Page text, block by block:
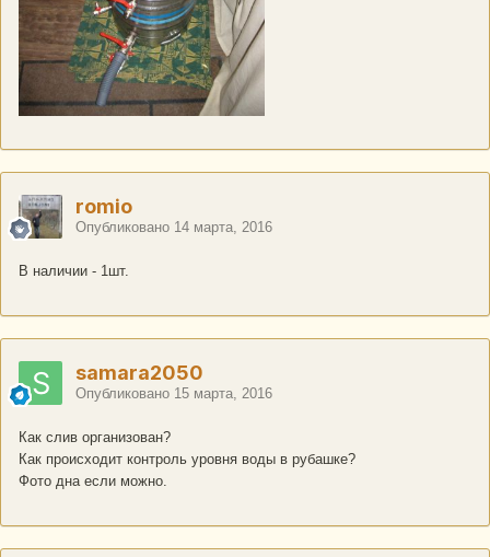
romio
Опубликовано 14 марта, 2016
В наличии - 1шт.
samara2050
Опубликовано 15 марта, 2016
Как слив организован?
Как происходит контроль уровня воды в рубашке?
Фото дна если можно.